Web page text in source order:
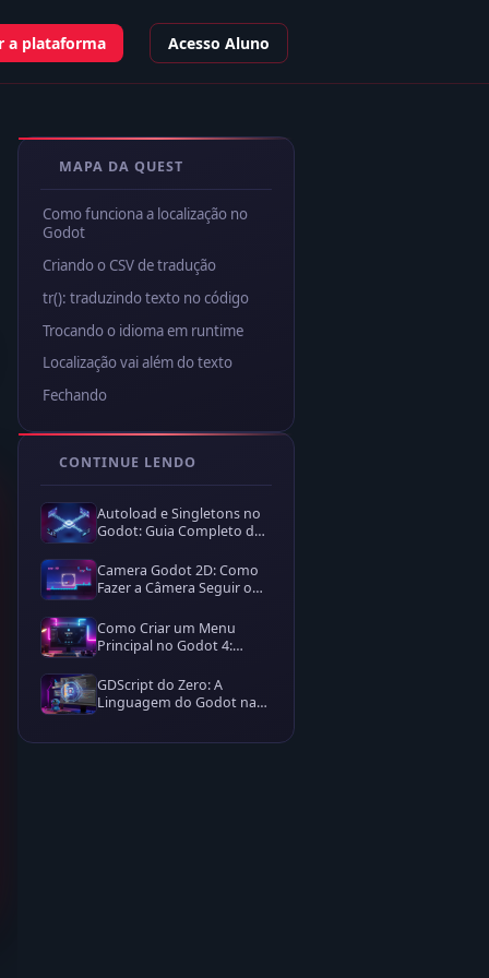
a plataforma Acesso Aluno
MAPA DA QUEST
Como funciona a localização no
Godot
Criando o CSV de tradução
tr(): traduzindo texto no código
Trocando o idioma em runtime
Localização vai além do texto
Fechando
CONTINUE LENDO
Autoload e Singletons no
Godot: Guia Completo de
Camera Godot 2D: Como
Fazer a Câmera Seguir o
Como Criar um Menu
Principal no Godot 4:
GDScript do Zero: A
Linguagem do Godot na